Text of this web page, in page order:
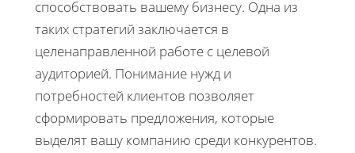
способствовать вашему бизнесу. Одна из
таких стратегий заключается в
целенаправленной работе с целевой
аудиторией. Понимание нужд и
потребностей клиентов позволяет
сформировать предложения, которые
выделят вашу компанию среди конкурентов.